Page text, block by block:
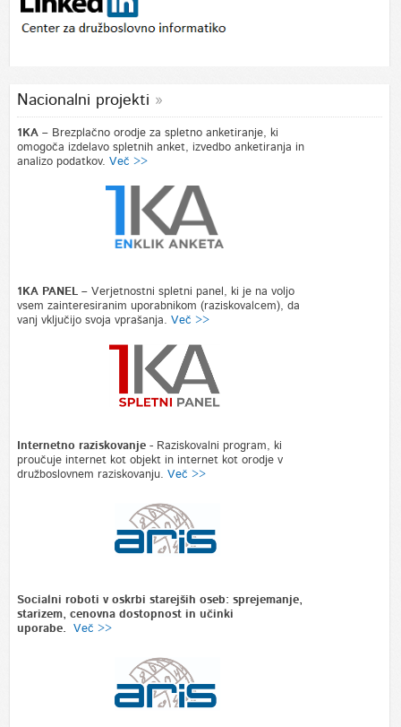
Nacionalni projekti
1KA –Brezplačno orodje za spletno anketiranje, ki
omogoča izdelavo spletnih anket, izvedbo anketiranja in
analizo podatkov. Več >>
1KA PANEL –Verjetnostni spletni panel, ki je na voljo
vsem zainteresiranim uporabnikom (raziskovalcem), da
vanj vključijo svoja vprašanja. Več >>
Internetno raziskovanje -Raziskovalni program, ki
proučuje internet kot objekt in internet kot orodje v
družboslovnem raziskovanju. Več >>
Socialni roboti v oskrbi starejših oseb: sprejemanje,
starizem, cenovna dostopnost in učinki
uporabe.
Več >>